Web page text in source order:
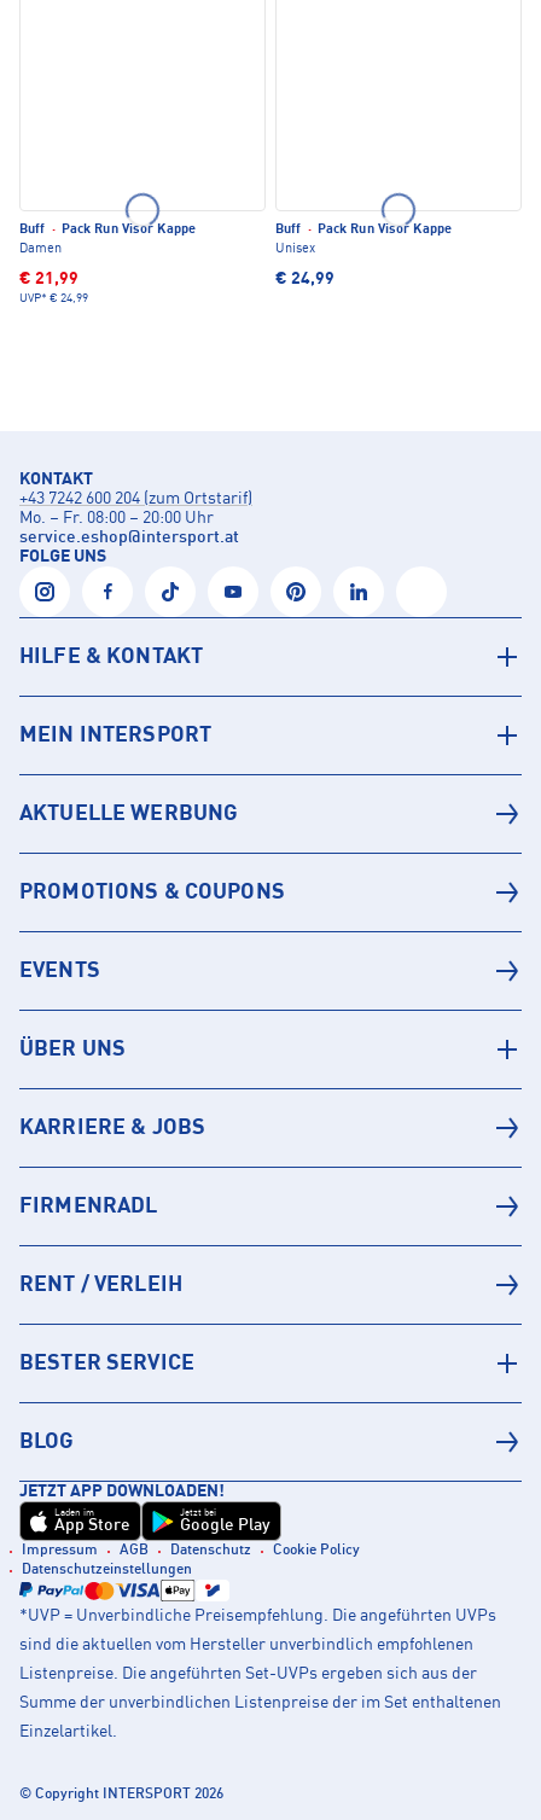
Buff · Pack Run Visor Kappe
Damen
€ 21,99
UVP* € 24,99
Buff · Pack Run Visor Kappe
Unisex
€ 24,99
KONTAKT
+43 7242 600 204 (zum Ortstarif)
Mo. – Fr. 08:00 – 20:00 Uhr
service.eshop@intersport.at
FOLGE UNS
HILFE & KONTAKT
MEIN INTERSPORT
AKTUELLE WERBUNG
PROMOTIONS & COUPONS
EVENTS
ÜBER UNS
KARRIERE & JOBS
FIRMENRADL
RENT / VERLEIH
BESTER SERVICE
BLOG
JETZT APP DOWNLOADEN!
Laden im
App Store
Jetzt bei
Google Play
Impressum AGB Datenschutz
Cookie Policy
Datenschutzeinstellungen
*UVP = Unverbindliche Preisempfehlung. Die angeführten UVPs
sind die aktuellen vom Hersteller unverbindlich empfohlenen
Listenpreise. Die angeführten Set-UVPs ergeben sich aus der
Summe der unverbindlichen Listenpreise der im Set enthaltenen
Einzelartikel.
© Copyright INTERSPORT 2026